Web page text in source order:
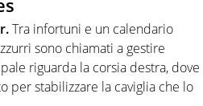
Tra infortuni e un calendario
sono chiamati a gestire
riguarda la corsia destra, dove
per stabilizzare la caviglia che lo